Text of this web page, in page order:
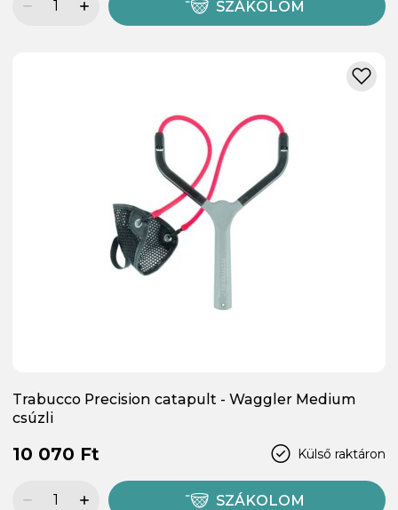
SZÁKOLOM
Trabucco Precision catapult - Waggler Medium
csúzli
Külső raktáron
10 070 Ft
SZÁKOLOM